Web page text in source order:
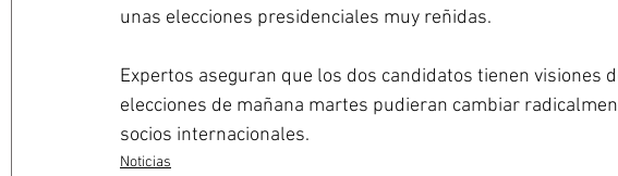
unas elecciones presidenciales muy reñidas.
Expertos aseguran que los dos candidatos tienen visiones
elecciones de mañana martes pudieran cambiar
socios internacionales.
Noticias